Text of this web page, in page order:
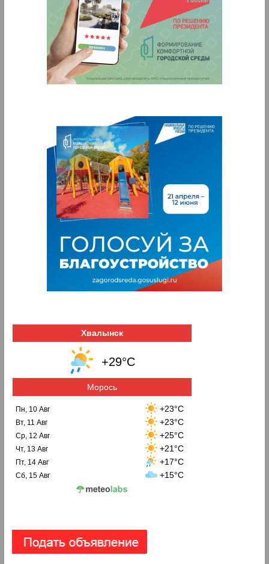
Хвалынск
+29°C
Морось
Пн, 10 Авг +23°C
Вт, 11 Авг +23°C
Ср, 12 Авг +25°C
Чт, 13 Авг +21°C
Пт, 14 Авг +17°C
Сб, 15 Авг +15°C